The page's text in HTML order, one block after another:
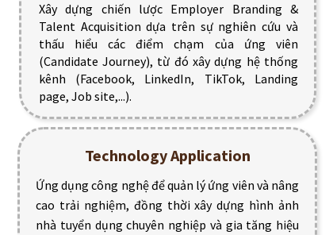
Xây dựng chiến lược Employer Branding &
Talent Acquisition dựa trên sự nghiên cứu và
thấu hiểu các điểm chạm của ứng viên
(Candidate Journey), từ đó xây dựng hệ thống
kênh (Facebook, LinkedIn, TikTok, Landing
page, Job site,...).
Ứng dụng công nghệ để quản lý ứng viên và nâng
cao trải nghiệm, đồng thời xây dựng hình ảnh
nhà tuyển dụng chuyên nghiệp và gia tăng hiệu
Technology Application